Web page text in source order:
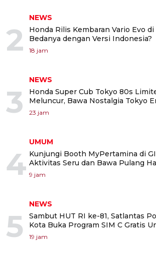
2
NEWS
Honda Rilis Kembaran Vario Evo
Bedanya dengan Versi Indonesia?
18 jam
3
NEWS
Honda Super Cub Tokyo 80s
Meluncur, Bawa Nostalgia Tokyo
23 jam
4
UMUM
Kunjungi Booth MyPertamina di
Aktivitas Seru dan Bawa Pulang
9 jam
5
NEWS
Sambut HUT RI ke-81, Satlantas
Kota Buka Program SIM C Gratis
19 jam